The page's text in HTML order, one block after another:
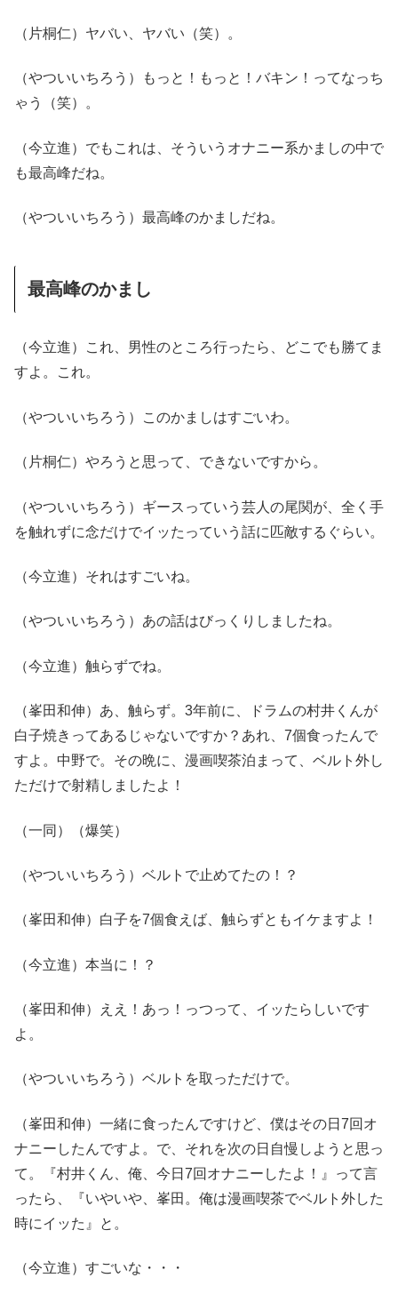
（片桐仁）ヤバい、ヤバい（笑）。
（やついいちろう）もっと！もっと！バキン！ってなっち
ゃう（笑）。
（今立進）でもこれは、そういうオナニー系かましの中で
も最高峰だね。
（やついいちろう）最高峰のかましだね。
最高峰のかまし
（今立進）これ、男性のところ行ったら、どこでも勝てま
すよ。これ。
（やついいちろう）このかましはすごいわ。
（片桐仁）やろうと思って、できないですから。
（やついいちろう）ギースっていう芸人の尾関が、全く手
を触れずに念だけでイッたっていう話に匹敵するぐらい。
（今立進）それはすごいね。
（やついいちろう）あの話はびっくりしましたね。
（今立進）触らずでね。
（峯田和伸）あ、触らず。3年前に、ドラムの村井くんが
白子焼きってあるじゃないですか？あれ、7個食ったんで
すよ。中野で。その晩に、漫画喫茶泊まって、ベルト外し
ただけで射精しましたよ！
（一同）（爆笑）
（やついいちろう）ベルトで止めてたの！？
（峯田和伸）白子を7個食えば、触らずともイケますよ！
（今立進）本当に！？
（峯田和伸）ええ！あっ！っつって、イッたらしいです
よ。
（やついいちろう）ベルトを取っただけで。
（峯田和伸）一緒に食ったんですけど、僕はその日7回オ
ナニーしたんですよ。で、それを次の日自慢しようと思っ
て。『村井くん、俺、今日7回オナニーしたよ！』って言
ったら、『いやいや、峯田。俺は漫画喫茶でベルト外した
時にイッた』と。
（今立進）すごいな・・・